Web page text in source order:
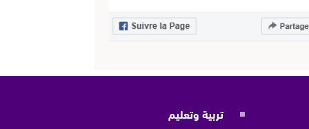
تربية وتعليم